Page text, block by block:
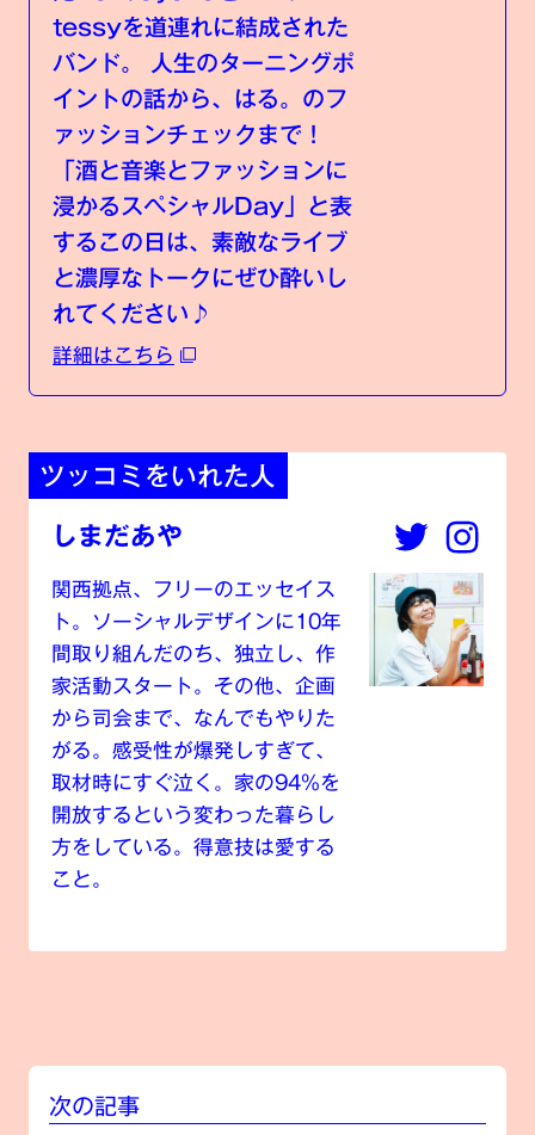
tessyを道連れに結成された
バンド。 人生のターニングポ
イントの話から、はる。のフ
ァッションチェックまで！
「酒と音楽とファッションに
浸かるスペシャルDay」と表
するこの日は、素敵なライブ
と濃厚なトークにぜひ酔いし
れてください♪
詳細はこちら
ツッコミをいれた⼈
しまだあや
関西拠点、フリーのエッセイス
ト。ソーシャルデザインに10年
間取り組んだのち、独立し、作
家活動スタート。その他、企画
から司会まで、なんでもやりた
がる。感受性が爆発しすぎて、
取材時にすぐ泣く。家の94%を
開放するという変わった暮らし
方をしている。得意技は愛する
こと。
次の記事